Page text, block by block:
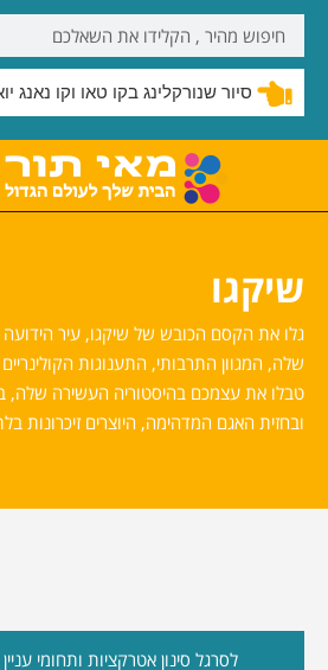
שנורקלינג בצוק קו טאו
שיקגו
גלו את הקסם הכובש של שיקגו, עיר הידועה
שלה, המגוון התרבותי, התענוגות
טבלו את עצמכם בהיסטוריה העשירה שלה,
ובחזית האגם המדהימה, היוצרים זיכרונות
לסרגל סינון אטרקציות ותחומי